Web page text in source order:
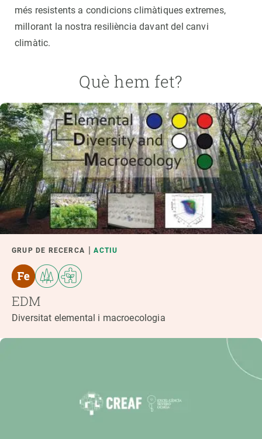
més resistents a condicions climàtiques extremes,
millorant la nostra resiliència davant del canvi
climàtic.
Què hem fet?
GRUP DE RECERCA ACTIU
EDM
Diversitat elemental i macroecologia